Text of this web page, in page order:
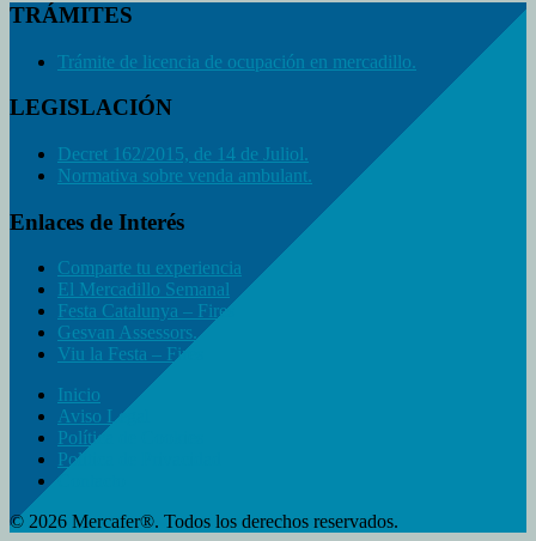
TRÁMITES
Trámite de licencia de ocupación en mercadillo.
LEGISLACIÓN
Decret 162/2015, de 14 de Juliol.
Normativa sobre venda ambulant.
Enlaces de Interés
Comparte tu experiencia
El Mercadillo Semanal
Festa Catalunya – Fires
Gesvan Assessors.
Viu la Festa – Fires
Inicio
Aviso Legal
Política de Cookies
Política de Privacidad
Contacto
© 2026 Mercafer®. Todos los derechos reservados.